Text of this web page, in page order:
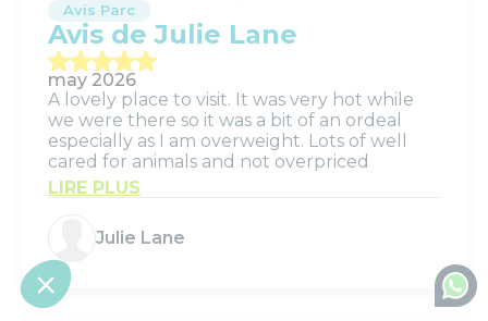
Avis Parc
Avis de Julie Lane
may 2026
A lovely place to visit. It was very hot while
we were there so it was a bit of an ordeal
especially as I am overweight. Lots of well
cared for animals and not overpriced
LIRE PLUS
Julie Lane